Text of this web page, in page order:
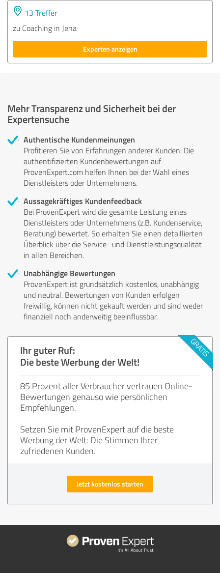
13 Treffer
zu Coaching in Jena
Experten anzeigen
Mehr Transparenz und Sicherheit bei der
Expertensuche
Authentische Kundenmeinungen
Profitieren Sie von Erfahrungen anderer Kunden: Die
authentifizierten Kundenbewertungen auf
ProvenExpert.com helfen Ihnen bei der Wahl eines
Dienstleisters oder Unternehmens.
Aussagekräftiges Kundenfeedback
Bei ProvenExpert wird die gesamte Leistung eines
Dienstleisters oder Unternehmens (z.B. Kundenservice,
Beratung) bewertet. So erhalten Sie einen detaillierten
Überblick über die Service- und Dienstleistungsqualität
in allen Bereichen.
Unabhängige Bewertungen
ProvenExpert ist grundsätzlich kostenlos, unabhängig
und neutral. Bewertungen von Kunden erfolgen
freiwillig, können nicht gekauft werden und sind weder
finanziell noch anderweitig beeinflussbar.
Ihr guter Ruf:
Die beste Werbung der Welt!
85 Prozent aller Verbraucher vertrauen Online-
Bewertungen genauso wie persönlichen
Empfehlungen.
Setzen Sie mit ProvenExpert auf die beste
Werbung der Welt: Die Stimmen Ihrer
zufriedenen Kunden.
Jetzt kostenlos starten